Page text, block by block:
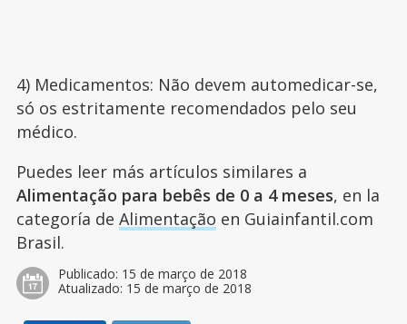
4) Medicamentos: Não devem automedicar-se,
só os estritamente recomendados pelo seu
médico.
Puedes leer más artículos similares a
Alimentação para bebês de 0 a 4 meses, en la
categoría de Alimentação en Guiainfantil.com
Brasil.
Publicado: 15 de março de 2018
Atualizado: 15 de março de 2018